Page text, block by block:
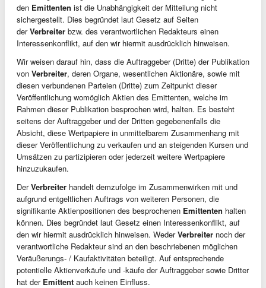
den Emittenten ist die Unabhängigkeit der Mitteilung nicht
sichergestellt. Dies begründet laut Gesetz auf Seiten
derVerbreiter bzw. des verantwortlichen Redakteurs einen
Interessenkonflikt, auf den wir hiermit ausdrücklich hinweisen.
Wir weisen darauf hin, dass die Auftraggeber (Dritte) der Publikation
von Verbreiter, deren Organe, wesentlichen Aktionäre, sowie mit
diesen verbundenen Parteien (Dritte) zum Zeitpunkt dieser
Veröffentlichung womöglich Aktien des Emittenten, welche im
Rahmen dieser Publikation besprochen wird, halten. Es besteht
seitens der Auftraggeber und der Dritten gegebenenfalls die
Absicht, diese Wertpapiere in unmittelbarem Zusammenhang mit
dieser Veröffentlichung zu verkaufen und an steigenden Kursen und
Umsätzen zu partizipieren oder jederzeit weitere Wertpapiere
hinzuzukaufen.
DerVerbreiter handelt demzufolge im Zusammenwirken mit und
aufgrund entgeltlichen Auftrags von weiteren Personen, die
signifikante Aktienpositionen des besprochenen Emittenten halten
können. Dies begründet laut Gesetz einen Interessenkonflikt, auf
den wir hiermit ausdrücklich hinweisen. WederVerbreiter noch der
verantwortliche Redakteur sind an den beschriebenen möglichen
Veräußerungs- / Kaufaktivitäten beteiligt. Auf entsprechende
potentielle Aktienverkäufe und -käufe der Auftraggeber sowie Dritter
hat der Emittent auch keinen Einfluss.